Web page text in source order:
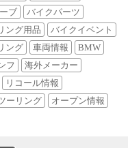
ブ
バイクパーツ
ング用品
バイクイベント
ング 車両情報
BMW
フ
海外メーカー
リコール情報
ーリング
オープン情報